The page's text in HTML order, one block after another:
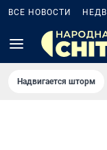
ВСЕ НОВОСТИ
Надвигается шторм